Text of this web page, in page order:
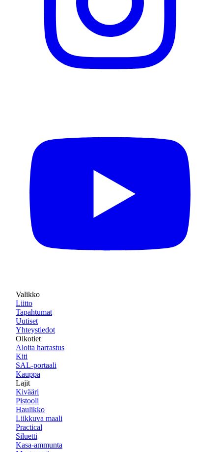
Valikko
Liitto
Tapahtumat
Uutiset
Yhteystiedot
Oikotiet
Aloita harrastus
Kiti
SAL-portaali
Kauppa
Lajit
Kivääri
Pistooli
Haulikko
Liikkuva maali
Practical
Siluetti
Kasa-ammunta